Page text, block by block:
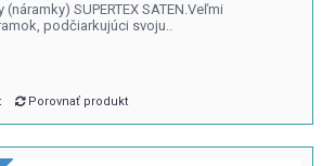
SUPERTEX SATEN.Veľmi
podčiarkujúci svoju..
Porovnať produkt